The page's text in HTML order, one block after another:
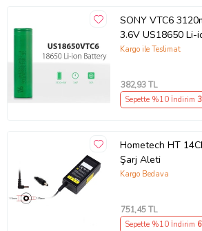
SONY VTC6
3.6V US18650 Li-
Kargo ile Teslimat
382,93 TL
Sepette %10 İndirim
Hometech HT
Şarj Aleti
Kargo Bedava
751,45 TL
Sepette %10 İndirim